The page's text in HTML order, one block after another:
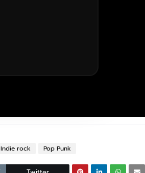
Indie rock Pop Punk